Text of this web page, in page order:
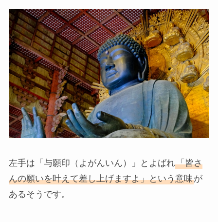
左手は「与願印（よがんいん）」とよばれ「皆さ
んの願いを叶えて差し上げますよ」という意味が
あるそうです。